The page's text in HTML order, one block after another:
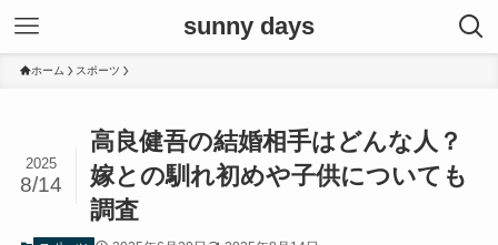
sunny days
ホーム スポーツ
高良健吾の結婚相手はどんな人？
嫁との馴れ初めや子供についても
調査
2025
8/14